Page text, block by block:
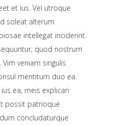
et ius. Vel utroque
soleat alterum
intellegat inciderint.
quod nostrum
Vim veniam singulis
mentitum duo ea.
ea, meis explicari
possit patrioque
concludaturque